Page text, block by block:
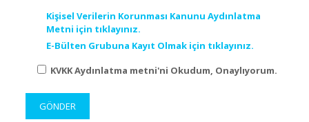
Kişisel Verilerin Korunması Kanunu Aydınlatma
Metni için tıklayınız.
E-Bülten Grubuna Kayıt Olmak için tıklayınız.
KVKK Aydınlatma metni'ni Okudum, Onaylıyorum.